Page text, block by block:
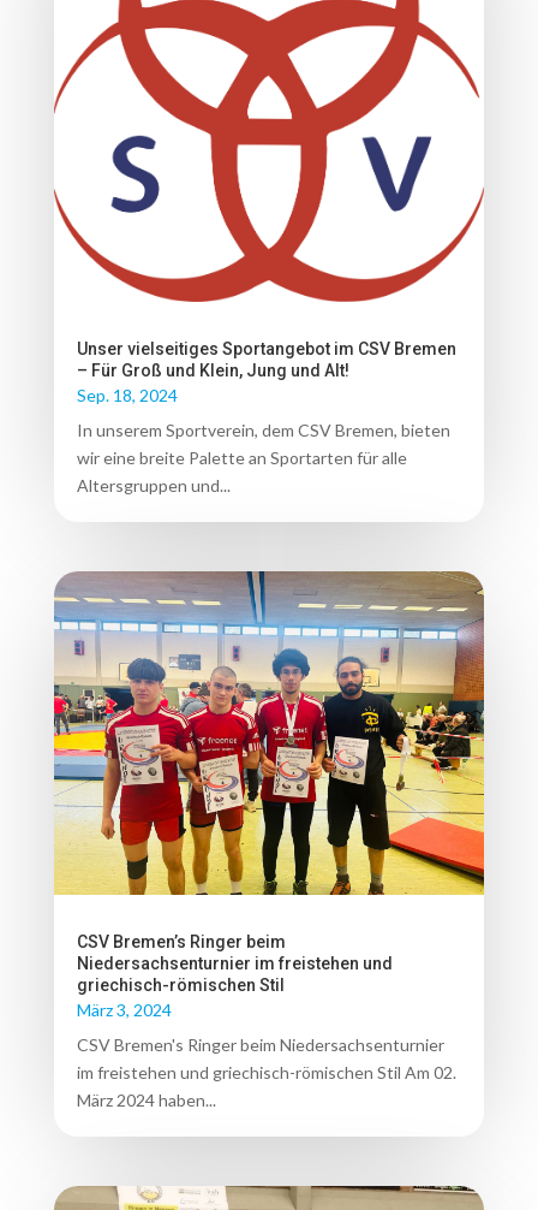
Unser vielseitiges Sportangebot im CSV Bremen
– Für Groß und Klein, Jung und Alt!
Sep. 18, 2024
In unserem Sportverein, dem CSV Bremen, bieten
wir eine breite Palette an Sportarten für alle
Altersgruppen und...
CSV Bremen’s Ringer beim
Niedersachsenturnier im freistehen und
griechisch-römischen Stil
März 3, 2024
CSV Bremen's Ringer beim Niedersachsenturnier
im freistehen und griechisch-römischen Stil Am 02.
März 2024 haben...